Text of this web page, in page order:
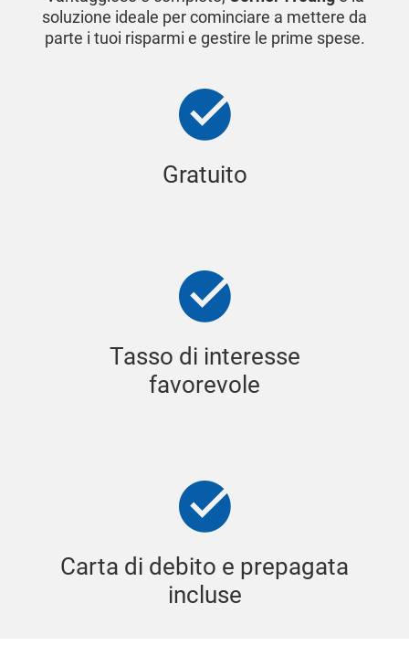
soluzione ideale per cominciare a mettere da
parte i tuoi risparmi e gestire le prime spese.
Gratuito
Tasso di interesse
favorevole
Carta di debito e prepagata
incluse